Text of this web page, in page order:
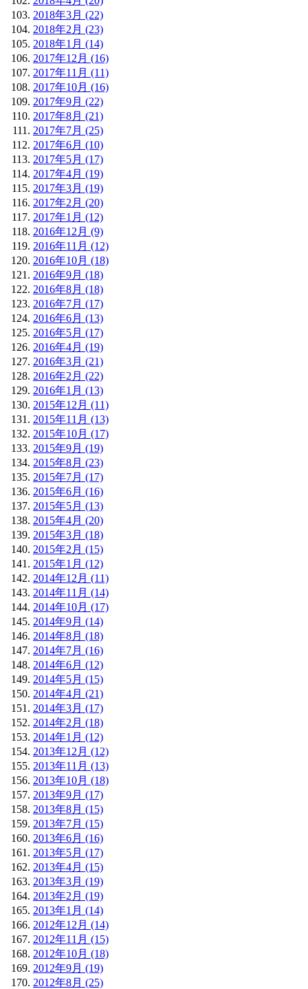
2018年3月 (22)
2018年2月 (23)
2018年1月 (14)
2017年12月 (16)
2017年11月 (11)
2017年10月 (16)
2017年9月 (22)
2017年8月 (21)
2017年7月 (25)
2017年6月 (10)
2017年5月 (17)
2017年4月 (19)
2017年3月 (19)
2017年2月 (20)
2017年1月 (12)
2016年12月 (9)
2016年11月 (12)
2016年10月 (18)
2016年9月 (18)
2016年8月 (18)
2016年7月 (17)
2016年6月 (13)
2016年5月 (17)
2016年4月 (19)
2016年3月 (21)
2016年2月 (22)
2016年1月 (13)
2015年12月 (11)
2015年11月 (13)
2015年10月 (17)
2015年9月 (19)
2015年8月 (23)
2015年7月 (17)
2015年6月 (16)
2015年5月 (13)
2015年4月 (20)
2015年3月 (18)
2015年2月 (15)
2015年1月 (12)
2014年12月 (11)
2014年11月 (14)
2014年10月 (17)
2014年9月 (14)
2014年8月 (18)
2014年7月 (16)
2014年6月 (12)
2014年5月 (15)
2014年4月 (21)
2014年3月 (17)
2014年2月 (18)
2014年1月 (12)
2013年12月 (12)
2013年11月 (13)
2013年10月 (18)
2013年9月 (17)
2013年8月 (15)
2013年7月 (15)
2013年6月 (16)
2013年5月 (17)
2013年4月 (15)
2013年3月 (19)
2013年2月 (19)
2013年1月 (14)
2012年12月 (14)
2012年11月 (15)
2012年10月 (18)
2012年9月 (19)
2012年8月 (25)